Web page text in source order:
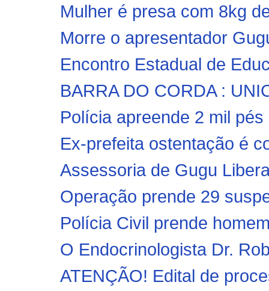
Mulher é presa com 8kg
Morre o apresentador
Encontro Estadual de
BARRA DO CORDA :
Polícia apreende 2 mil
Ex-prefeita ostentação é
Assessoria de Gugu
Operação prende 29
Polícia Civil prende
O Endocrinologista Dr.
ATENÇÃO! Edital de